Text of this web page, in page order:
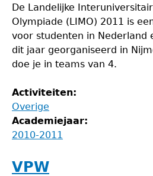
De Landelijke
Olympiade (LIMO) 2011 is
voor studenten in Nederland
dit jaar georganiseerd in
doe je in teams van 4.
Activiteiten:
Overige
Academiejaar:
2010-2011
VPW